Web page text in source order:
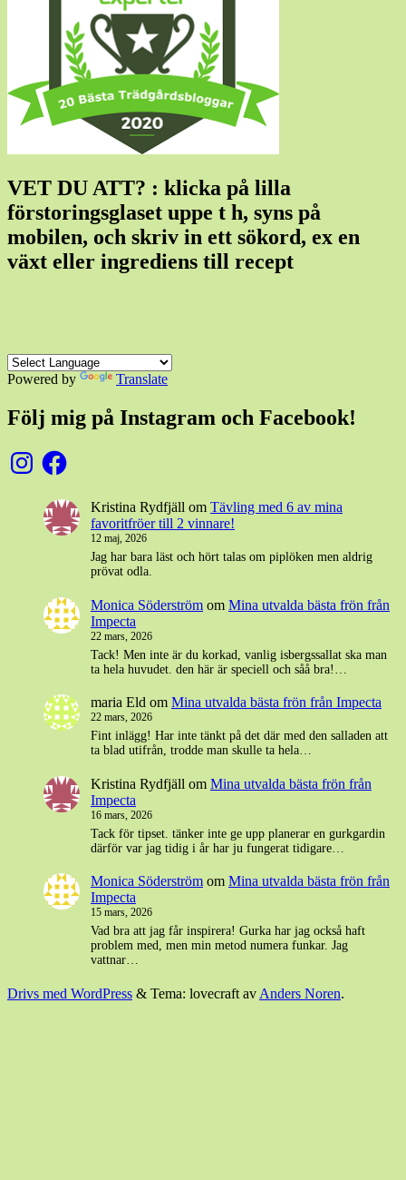
VET DU ATT? : klicka på lilla
förstoringsglaset uppe t h, syns på
mobilen, och skriv in ett sökord, ex en
växt eller ingrediens till recept
Powered by Translate
Följ mig på Instagram och Facebook!
InstagramFacebook
Kristina Rydfjäll om Tävling med 6 av mina
favoritfröer till 2 vinnare!
12 maj, 2026
Jag har bara läst och hört talas om piplöken men aldrig
prövat odla.
Monica Söderström om Mina utvalda bästa frön från
Impecta
22 mars, 2026
Tack! Men inte är du korkad, vanlig isbergssallat ska man
ta hela huvudet. den här är speciell och såå bra!…
maria Eld om Mina utvalda bästa frön från Impecta
22 mars, 2026
Fint inlägg! Har inte tänkt på det där med den salladen att
ta blad utifrån, trodde man skulle ta hela…
Kristina Rydfjäll om Mina utvalda bästa frön från
Impecta
16 mars, 2026
Tack för tipset. tänker inte ge upp planerar en gurkgardin
därför var jag tidig i år har ju fungerat tidigare…
Monica Söderström om Mina utvalda bästa frön från
Impecta
15 mars, 2026
Vad bra att jag får inspirera! Gurka har jag också haft
problem med, men min metod numera funkar. Jag
vattnar…
Drivs med WordPress & Tema: lovecraft av Anders Noren.